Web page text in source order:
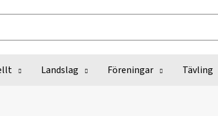
Landslag Föreningar Tävling